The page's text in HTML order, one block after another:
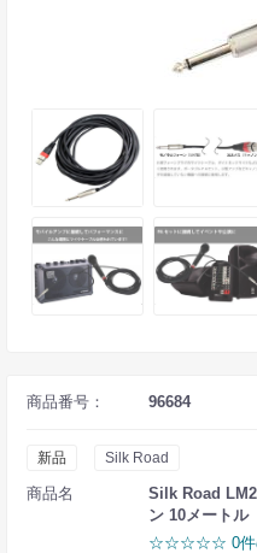
商品番号： 96684
新品 Silk Road
商品名
Silk Road
ン 10メートル
☆☆☆☆☆ 0件